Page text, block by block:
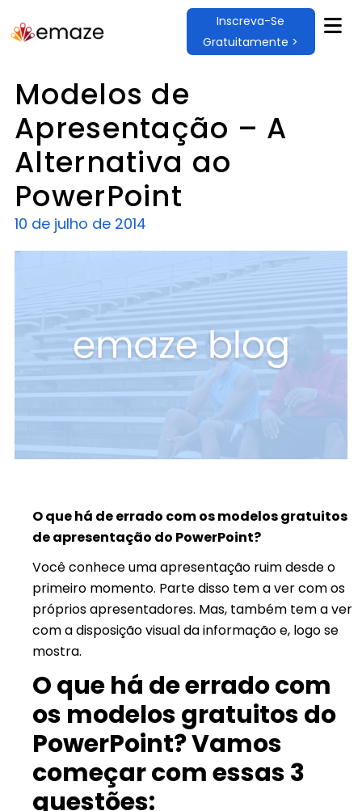
Inscreva-Se
Gratuitamente >
Modelos de
Apresentação – A
Alternativa ao
PowerPoint
10 de julho de 2014
O que há de errado com os modelos gratuitos
de apresentação do PowerPoint?
Você conhece uma apresentação ruim desde o
primeiro momento. Parte disso tem a ver com os
próprios apresentadores. Mas, também tem a ver
com a disposição visual da informação e, logo se
mostra.
O que há de errado com
os modelos gratuitos do
PowerPoint? Vamos
começar com essas 3
questões: